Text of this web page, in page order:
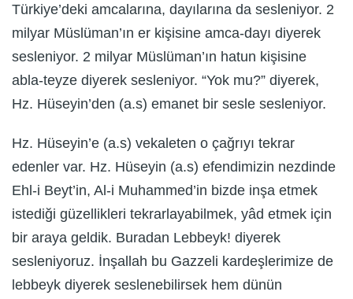
Türkiye’deki amcalarına, dayılarına da sesleniyor. 2
milyar Müslüman’ın er kişisine amca-dayı diyerek
sesleniyor. 2 milyar Müslüman’ın hatun kişisine
abla-teyze diyerek sesleniyor. “Yok mu?” diyerek,
Hz. Hüseyin’den (a.s) emanet bir sesle sesleniyor.
Hz. Hüseyin’e (a.s) vekaleten o çağrıyı tekrar
edenler var. Hz. Hüseyin (a.s) efendimizin nezdinde
Ehl-i Beyt’in, Al-i Muhammed’in bizde inşa etmek
istediği güzellikleri tekrarlayabilmek, yâd etmek için
bir araya geldik. Buradan Lebbeyk! diyerek
sesleniyoruz. İnşallah bu Gazzeli kardeşlerimize de
lebbeyk diyerek seslenebilirsek hem dünün